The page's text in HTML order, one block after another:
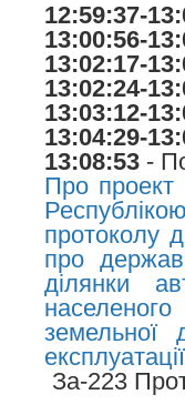
12:59:37-
13:00:56-
13:02:17-
13:02:24-
13:03:12-
13:04:29-
13:08:53 -
Про проект
протоколу
про
ділянки
земельної
експлуатації
За-223